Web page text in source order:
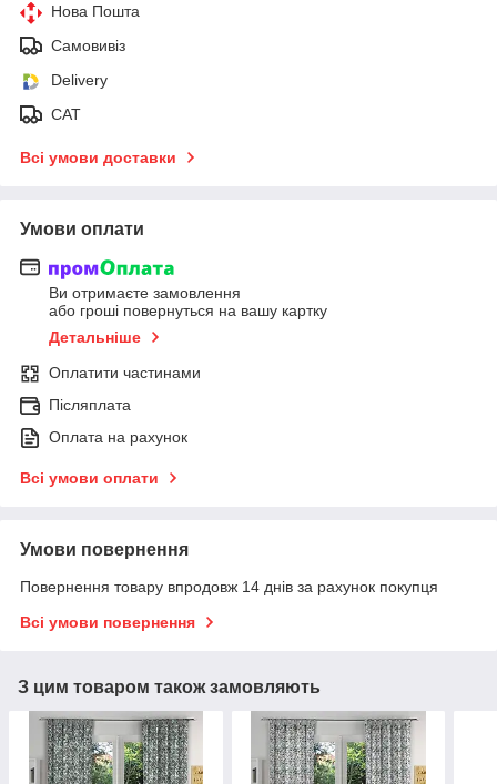
Нова Пошта
Самовивіз
Delivery
САТ
Всі умови доставки
Умови оплати
Ви отримаєте замовлення
або гроші повернуться на вашу картку
Детальніше
Оплатити частинами
Післяплата
Оплата на рахунок
Всі умови оплати
Умови повернення
Повернення товару впродовж 14 днів за рахунок покупця
Всі умови повернення
З цим товаром також замовляють